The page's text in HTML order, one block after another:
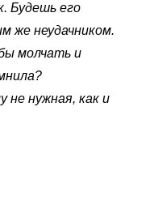
Будешь его
же неудачником.
молчать и
не нужная, как и